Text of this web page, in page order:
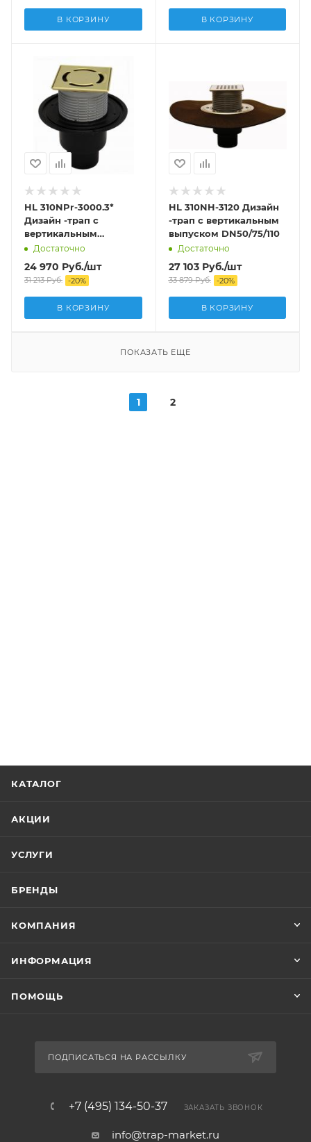
В КОРЗИНУ В КОРЗИНУ
HL 310NPr-3000.3*
Дизайн -трап с
вертикальным
выпуском DN50/75/110
Достаточно
24 970 Руб./шт
31 213Руб. -20%
В КОРЗИНУ
HL 310NH-3120 Дизайн
-трап с вертикальным
выпуском DN50/75/110
Достаточно
27 103Руб./шт
33 879Руб. -20%
В КОРЗИНУ
ПОКАЗАТЬ ЕЩЕ
1 2
КАТАЛОГ
АКЦИИ
УСЛУГИ
БРЕНДЫ
КОМПАНИЯ
ИНФОРМАЦИЯ
ПОМОЩЬ
ПОДПИСАТЬСЯ НА РАССЫЛКУ
+7 (495) 134-50-37 ЗАКАЗАТЬ ЗВОНОК
info@trap-market.ru